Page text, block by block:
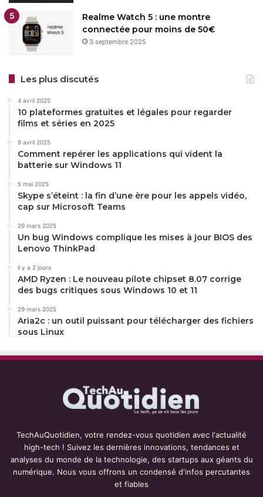
Realme Watch 5 : une montre
connectée pour moins de 50€
3 septembre 2025
Les plus discutés
4 avril 2025
10 plateformes gratuites et légales pour regarder
films et séries en 2025
9 avril 2025
Comment repérer les applications qui vident la
batterie sur Windows 11
5 mai 2025
Skype s’éteint : la fin d’une ère pour les appels vidéo,
cap sur Microsoft Teams
29 mars 2025
Un bug Windows complique les mises à jour BIOS des
Lenovo ThinkPad
il y a 2 jours
AMD Ryzen : Le nouveau pilote chipset 8.07 corrige
des bugs critiques sous Windows 10 et 11
29 mars 2025
Aria2c : un outil puissant pour télécharger des fichiers
sous Linux
TechAuQuotidien, votre rendez-vous quotidien avec l'actualité
high-tech ! Suivez les dernières innovations, tendances et
analyses du monde de la technologie, des startups aux géants du
numérique. Nous vous offrons un condensé d'infos percutantes
et fiables